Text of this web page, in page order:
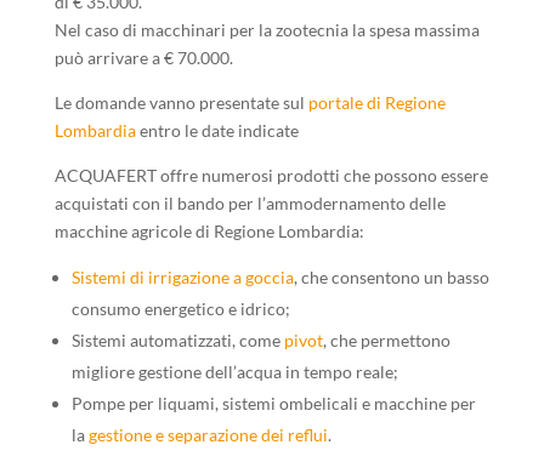
Nel caso di macchinari per la zootecnia la spesa massima
può arrivare a € 70.000.
Le domande vanno presentate sul portale di Regione
Lombardiaentro le date indicate
ACQUAFERT offre numerosi prodotti che possono essere
acquistati con il bando per l’ammodernamento delle
macchine agricole di Regione Lombardia:
Sistemi di irrigazione a goccia, che consentono un basso
consumo energetico e idrico;
Sistemi automatizzati, come pivot, che permettono
migliore gestione dell’acqua in tempo reale;
Pompe per liquami, sistemi ombelicali e macchine per
lagestione e separazione dei reflui.